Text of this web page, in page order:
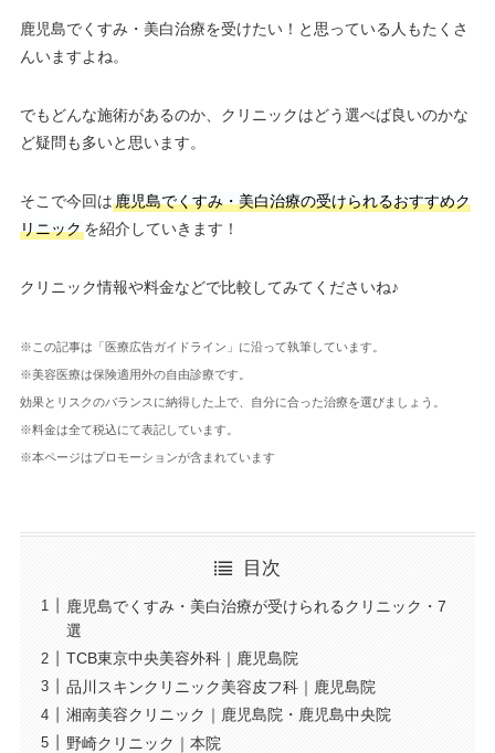
鹿児島でくすみ・美白治療を受けたい！と思っている人もたくさ
んいますよね。
でもどんな施術があるのか、クリニックはどう選べば良いのかな
ど疑問も多いと思います。
そこで今回は鹿児島でくすみ・美白治療の受けられるおすすめク
リニックを紹介していきます！
クリニック情報や料金などで比較してみてくださいね♪
※この記事は「医療広告ガイドライン」に沿って執筆しています。
※美容医療は保険適用外の自由診療です。
効果とリスクのバランスに納得した上で、自分に合った治療を選びましょう。
※料金は全て税込にて表記しています。
※本ページはプロモーションが含まれています
目次
鹿児島でくすみ・美白治療が受けられるクリニック・7
選
TCB東京中央美容外科｜鹿児島院
品川スキンクリニック美容皮フ科｜鹿児島院
湘南美容クリニック｜鹿児島院・鹿児島中央院
野崎クリニック｜本院